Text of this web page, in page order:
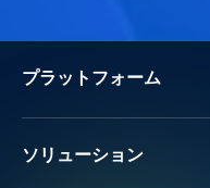
プラットフォーム
ソリューション